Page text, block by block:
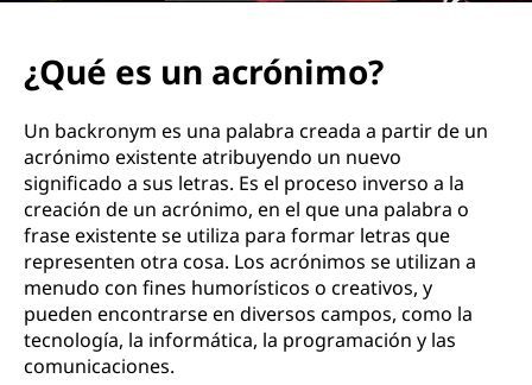
¿Qué es un acrónimo?
Un backronym es una palabra creada a partir de un
acrónimo existente atribuyendo un nuevo
significado a sus letras. Es el proceso inverso a la
creación de un acrónimo, en el que una palabra o
frase existente se utiliza para formar letras que
representen otra cosa. Los acrónimos se utilizan a
menudo con fines humorísticos o creativos, y
pueden encontrarse en diversos campos, como la
tecnología, la informática, la programación y las
comunicaciones.